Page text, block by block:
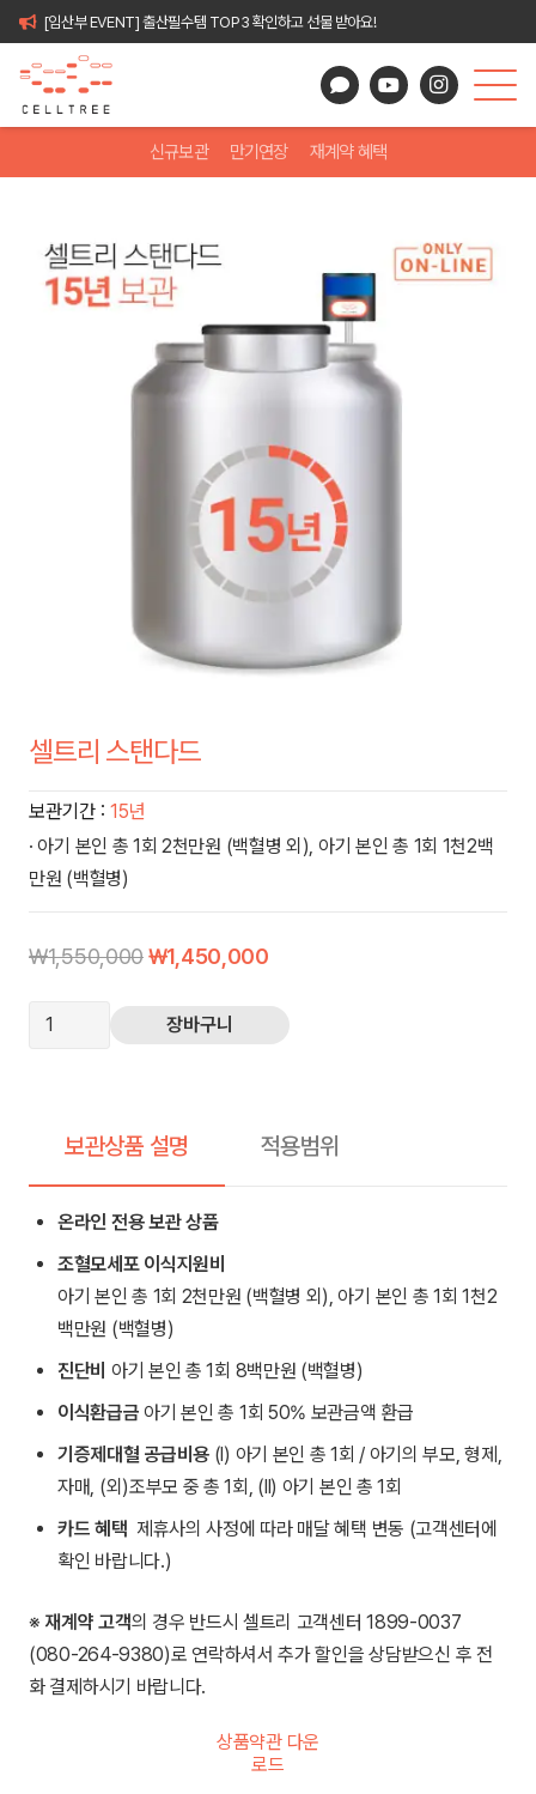
[임산부 EVENT] 출산필수템 TOP3 확인하고 선물 받아요!
신규보관 만기연장 재계약 혜택
셀트리 스탠다드
보관기간 : 15년
· 아기 본인 총 1회 2천만원 (백혈병 외), 아기 본인 총 1회 1천2백
만원 (백혈병)
₩1,550,000원
₩1,450,000현
량
장바구니
보관상품 설명 적용범위
온라인 전용 보관 상품
조혈모세포 이식지원비
아기 본인 총 1회 2천만원 (백혈병 외), 아기 본인 총 1회 1천2
백만원 (백혈병)
진단비 아기 본인 총 1회 8백만원 (백혈병)
이식환급금 아기 본인 총 1회 50% 보관금액 환급
기증제대혈 공급비용 (l) 아기 본인 총 1회 / 아기의 부모, 형제,
자매, (외)조부모 중 총 1회, (ll) 아기 본인 총 1회
카드 혜택 제휴사의 사정에 따라 매달 혜택 변동 (고객센터에
확인 바랍니다.)
※ 재계약 고객의 경우 반드시 셀트리 고객센터 1899-0037
(080-264-9380)로 연락하셔서 추가 할인을 상담받으신 후 전
화 결제하시기 바랍니다.
상품약관 다운
로드